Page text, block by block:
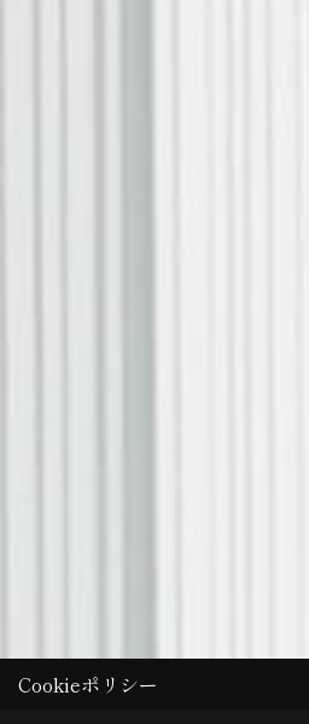
Cookieポリシー